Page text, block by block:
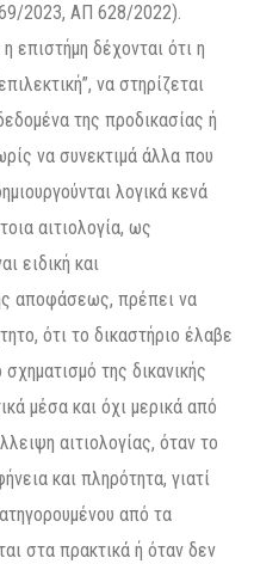
2023, ΑΠ 628/2022).
επιστήμη δέχονται ότι η
να στηρίζεται
της προδικασίας ή
να συνεκτιμά άλλα που
λογικά κενά
αιτιολογία, ως
ειδική και
αποφάσεως, πρέπει να
ότι το δικαστήριο έλαβε
της δικανικής
μέσα και όχι μερικά από
αιτιολογίας, όταν το
και πληρότητα, γιατί
από τα
στα πρακτικά ή όταν δεν